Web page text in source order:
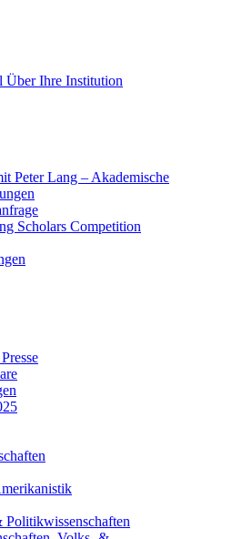
Über Ihre Institution
Peter Lang – Akademische
Scholars Competition
Politikwissenschaften